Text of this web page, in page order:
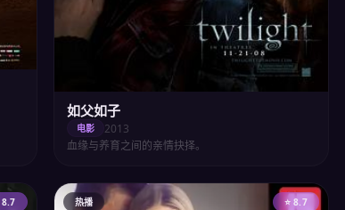
如父如子
电影
2013
血缘与养育之间的亲情抉择。
8.7 热播 ⭐ 8.7